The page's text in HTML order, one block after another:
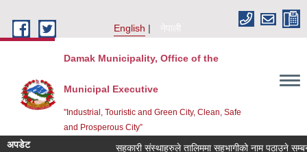
English
नेपाली
Damak Municipality, Office of the
Municipal Executive
"Industrial, Touristic and Green City, Clean, Safe
and Prosperous City”
अपडेट सहकारी संस्थाहरुले तालिममा सहभागीको नाम पठाउने